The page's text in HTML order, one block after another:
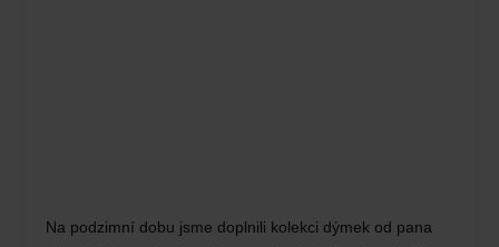
Na podzimní dobu jsme doplnili kolekci dýmek od pana